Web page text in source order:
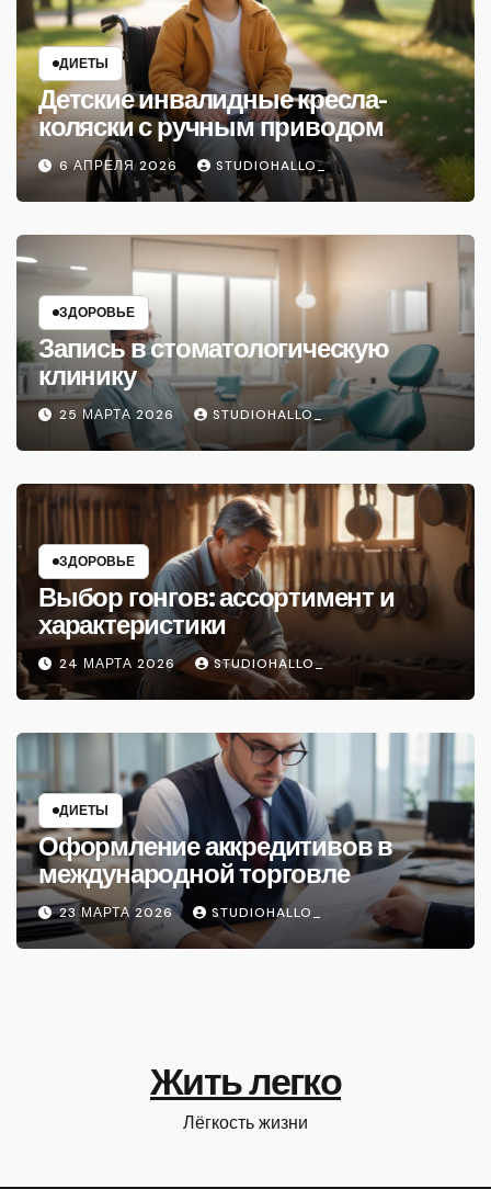
ДИЕТЫ
Детские инвалидные кресла-
коляски с ручным приводом
6 АПРЕЛЯ 2026 STUDIOHALLO_
ЗДОРОВЬЕ
Запись в стоматологическую
клинику
25 МАРТА 2026 STUDIOHALLO_
ЗДОРОВЬЕ
Выбор гонгов: ассортимент и
характеристики
24 МАРТА 2026 STUDIOHALLO_
ДИЕТЫ
Оформление аккредитивов в
международной торговле
23 МАРТА 2026 STUDIOHALLO_
Жить легко
Лёгкость жизни